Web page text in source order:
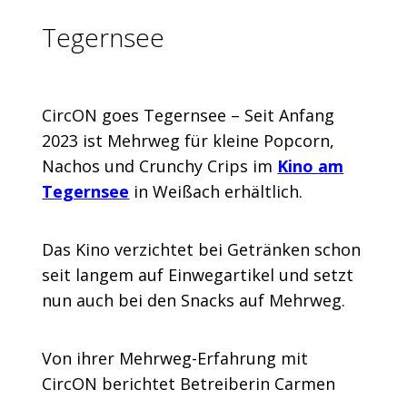
Tegernsee
CircON goes Tegernsee – Seit Anfang
2023 ist Mehrweg für kleine Popcorn,
Nachos und Crunchy Crips im Kino am
Tegernsee in Weißach erhältlich.
Das Kino verzichtet bei Getränken schon
seit langem auf Einweg­artikel und setzt
nun auch bei den Snacks auf Mehrweg.
Von ihrer Mehrweg-Erfahrung mit
CircON berichtet Betreiberin Carmen